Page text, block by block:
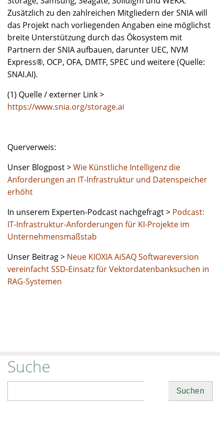
Zusätzlich zu den zahlreichen Mitgliedern der SNIA will
das Projekt nach vorliegenden Angaben eine möglichst
breite Unterstützung durch das Ökosystem mit
Partnern der SNIA aufbauen, darunter UEC, NVM
Express®, OCP, OFA, DMTF, SPEC und weitere (Quelle:
SNAI.AI).
(1) Quelle / externer Link >
https://www.snia.org/storage.ai
Querverweis:
Unser Blogpost >Wie Künstliche Intelligenz die
Anforderungen an IT-Infrastruktur und Datenspeicher
erhöht
In unserem Experten-Podcast nachgefragt > Podcast:
IT-Infrastruktur-Anforderungen für KI-Projekte im
Unternehmensmaßstab
Unser Beitrag > Neue KIOXIA AiSAQ Softwareversion
vereinfacht SSD-Einsatz für Vektordatenbanksuchen in
RAG-Systemen
Suche